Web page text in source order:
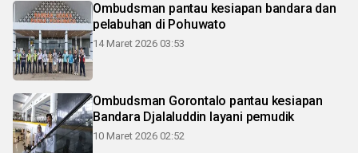
Ombudsman pantau kesiapan bandara dan
pelabuhan di Pohuwato
14 Maret 2026 03:53
Ombudsman Gorontalo pantau kesiapan
Bandara Djalaluddin layani pemudik
10 Maret 2026 02:52